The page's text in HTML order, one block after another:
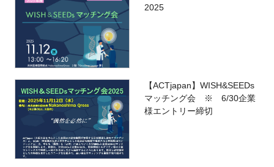
2025
【ACTjapan】WISH&SEEDs
マッチング会 ※ 6/30企業
様エントリー締切